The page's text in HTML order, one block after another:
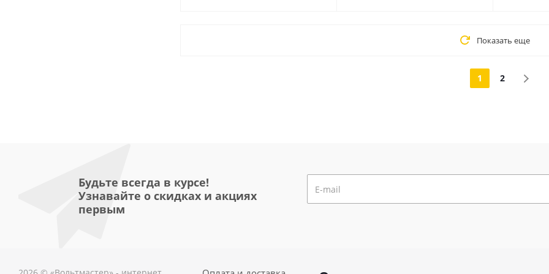
Показать еще
1 2
Будьте всегда в курсе!
Узнавайте о скидках и акциях
первым